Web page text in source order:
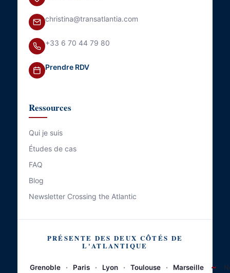
christina@transatlantia.com
+33 6 70 44 79 80
Prendre RDV
Ressources
Qui je suis
Études de cas
FAQ
Blog
Newsletter Crossing the Atlantic
PRÉSENTE DES DEUX CÔTÉS DE
L'ATLANTIQUE
Grenoble · Paris · Lyon · Toulouse · Marseille ~